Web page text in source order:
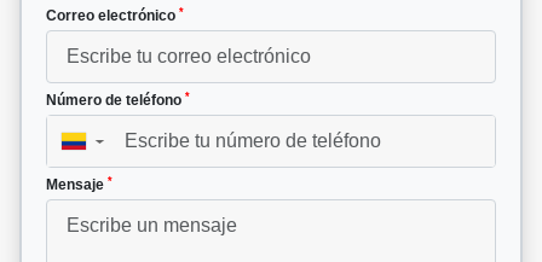
Correo electrónico *
Número de teléfono *
▼
Mensaje *